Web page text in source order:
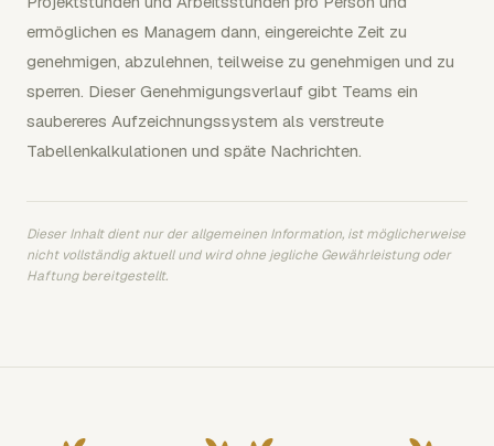
ermöglichen es Managern dann, eingereichte Zeit zu
genehmigen, abzulehnen, teilweise zu genehmigen und zu
sperren. Dieser Genehmigungsverlauf gibt Teams ein
saubereres Aufzeichnungssystem als verstreute
Tabellenkalkulationen und späte Nachrichten.
Dieser Inhalt dient nur der allgemeinen Information, ist möglicherweise
nicht vollständig aktuell und wird ohne jegliche Gewährleistung oder
Haftung bereitgestellt.